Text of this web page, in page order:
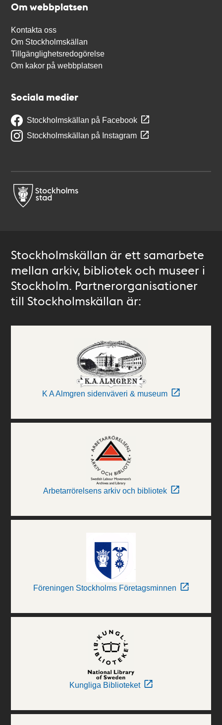
Om webbplatsen
Kontakta oss
Om Stockholmskällan
Tillgänglighetsredogörelse
Om kakor på webbplatsen
Sociala medier
Stockholmskällan på Facebook
Stockholmskällan på Instagram
Stockholmskällan är ett samarbete
mellan arkiv, bibliotek och museer i
Stockholm. Partnerorganisationer
till Stockholmskällan är:
K A Almgren sidenväveri & museum
Arbetarrörelsens arkiv och bibliotek
Föreningen Stockholms Företagsminnen
Kungliga Biblioteket